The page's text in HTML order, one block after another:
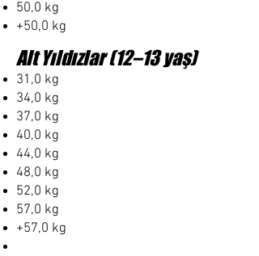
50,0 kg
+50,0 kg
Alt Yıldızlar (12–13 yaş)
31,0 kg
34,0 kg
37,0 kg
40,0 kg
44,0 kg
48,0 kg
52,0 kg
57,0 kg
+57,0 kg